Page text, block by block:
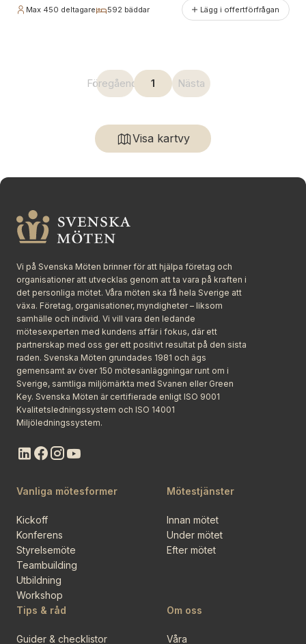
Max 450 deltagare 592 bäddar Lägg i offertförfrågan
Föregående 1 Nästa
Visa kartvy
Vi på Svenska Möten brinner för att hjälpa företag och
organisationer att utvecklas genom att ta vara på kraften i
det personliga mötet. Våra möten ska få hela Sverige att
växa. Företag, organisationer, myndigheter – liksom
samhälle och individ. Vi vill vara den ledande
mötesexperten med kundens affär i fokus, där ett
partnerskap med oss ger ett positivt resultat på den sista
raden. Svenska Möten grundades 1981 och ägs
gemensamt av över 150 mötesanläggningar runt om i
Sverige, samtliga miljömärkta med Svanen eller Green
Key. Svenska Möten är certifierade enligt ISO 9001
Kvalitetsledningssystem och ISO 14001
Miljöledningssystem.
Vanliga mötesformer
Kickoff
Konferens
Styrelsemöte
Teambuilding
Utbildning
Workshop
Mötestjänster
Innan mötet
Under mötet
Efter mötet
Tips & råd
Guider & checklistor
Om oss
Våra